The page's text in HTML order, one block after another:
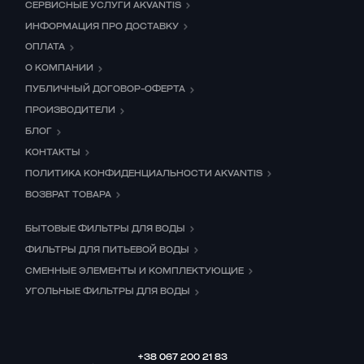
сменные элементы, которые точно подойдут для
вашей системы очистки воды.
Сертифицированное качество
имеет гарантию.
Конкурентные цены – выгодно купить сменный
УФ излучатель и кварцевый чехол оптом и в
розницу.
Быстрая доставка по Украине
Akvantis всегда готовы помочь с выбором и
Популярные запросы, которые
мы реализуем:
СЕРВИСНЫЕ УСЛУГИ AKVANTIS
ИНФОРМАЦИЯ ПРО ДОСТАВКУ
ОПЛАТА
О КОМПАНИИ
ПУБЛИЧНЫЙ ДОГОВОР-ОФЕРТА
ПРОИЗВОДИТЕЛИ
БЛОГ
КОНТАКТЫ
ПОЛИТИКА КОНФИДЕНЦИАЛЬНОСТИ AKVANTIS
ВОЗВРАТ ТОВАРА
БЫТОВЫЕ ФИЛЬТРЫ ДЛЯ ВОДЫ
ФИЛЬТРЫ ДЛЯ ПИТЬЕВОЙ ВОДЫ
СМЕННЫЕ ЭЛЕМЕНТЫ И КОМПЛЕКТУЮЩИЕ
УГОЛЬНЫЕ ФИЛЬТРЫ ДЛЯ ВОДЫ
+38 067 200 21 83